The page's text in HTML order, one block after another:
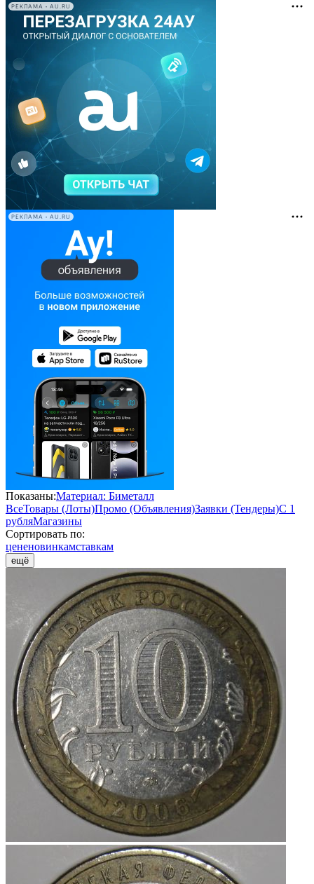
РЕКЛАМА • AU.RU
РЕКЛАМА • AU.RU
Показаны:Материал: Биметалл
ВсеТовары (Лоты)Промо (Объявления)Заявки (Тендеры)С 1
рубляМагазины
Сортировать по:
цененовинкамставкам
ещё